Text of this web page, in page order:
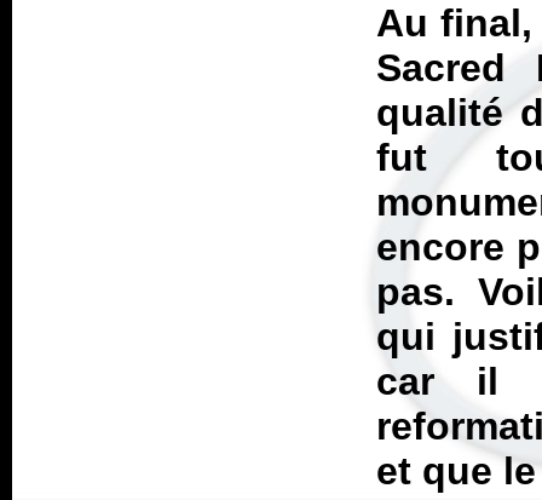
Au
qualité
fut
encore
pas.
qui
car il
et que